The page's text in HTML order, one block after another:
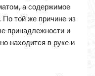
а содержимое
той же причине из
принадлежности и
находится в руке и